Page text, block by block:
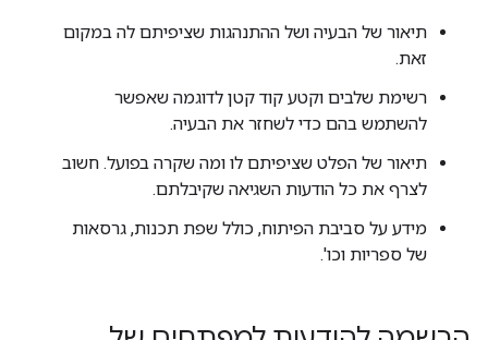
תיאור של הבעיה ושל ההתנהגות שציפיתם לה במקום
זאת.
רשימת שלבים וקטע קוד קטן לדוגמה שאפשר
להשתמש בהם כדי לשחזר את הבעיה.
תיאור של הפלט שציפיתם לו ומה שקרה בפועל. חשוב
לצרף את כל הודעות השגיאה שקיבלתם.
מידע על סביבת הפיתוח, כולל שפת תכנות, גרסאות
של ספריות וכו'.